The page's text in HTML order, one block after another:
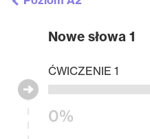
Nowe słowa 1
0%
ĆWICZENIE 1